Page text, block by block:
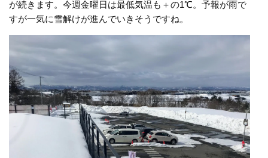
が続きます。今週金曜日は最低気温も＋の1℃。予報が雨で
すが一気に雪解けが進んでいきそうですね。